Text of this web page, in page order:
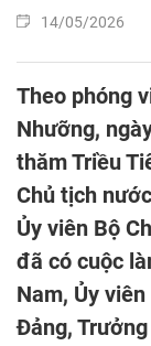
14/05/2026
Theo phóng
Nhưỡng,
thăm Triều
Chủ tịch
Ủy viên Bộ
đã có cuộc
Nam, Ủy
Đảng,